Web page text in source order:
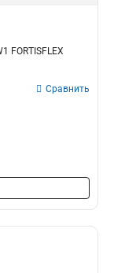
FORTISFLEX
Сравнить